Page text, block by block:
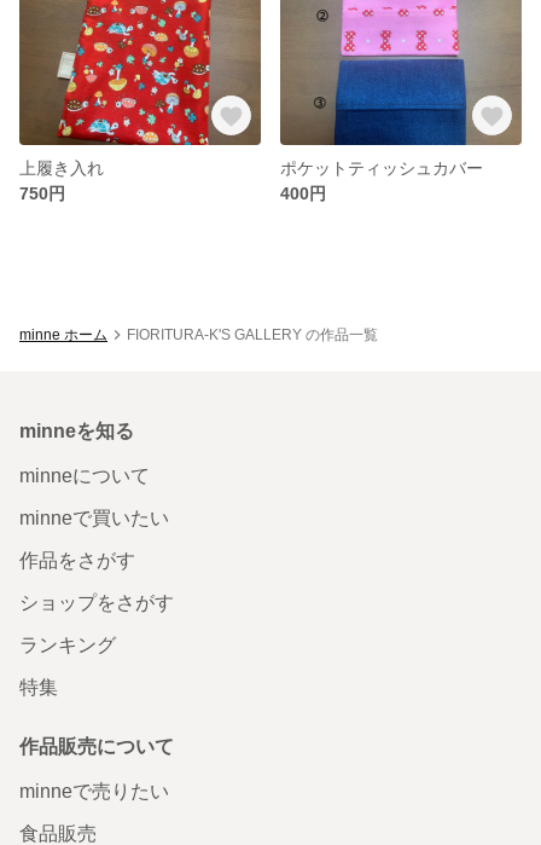
上履き入れ
750円
ポケットティッシュカバー
400円
minne ホーム FIORITURA-K'S GALLERY の作品一覧
minneを知る
minneについて
minneで買いたい
作品をさがす
ショップをさがす
ランキング
特集
作品販売について
minneで売りたい
食品販売